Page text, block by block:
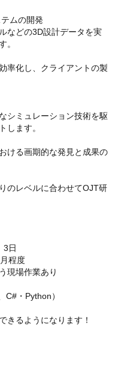
ムの開発
などの3D設計データを実
。
率化し、クライアントの製
シミュレーション技術を駆
します。
ける画期的な発見と成果の
のレベルに合わせてOJT研
3日
程度
現場作業あり
・Python）
きるようになります！